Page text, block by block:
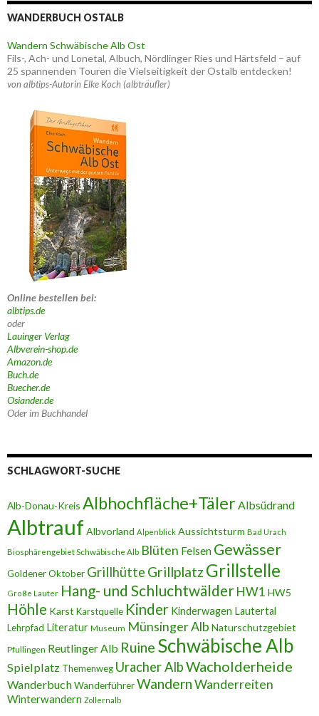
WANDERBUCH OSTALB
Wandern Schwäbische Alb Ost
Fils-, Ach- und Lonetal, Albuch, Nördlinger Ries und Härtsfeld – auf
25 spannenden Touren die Vielseitigkeit der Ostalb entdecken!
von albtips-Autorin Elke Koch (albträufler)
Online bestellen bei:
albtips.de
oder
Lauinger Verlag
Albverein-shop.de
Amazon.de
Buch.de
Buecher.de
Osiander.de
Oder im Buchhandel
SCHLAGWORT-SUCHE
Alb-Donau-Kreis Albhochfläche+TälerAlbsüdrand
Albtrauf Albvorland Alpenblick Aussichtsturm Bad Urach
Biosphärengebiet Schwäbische Alb Blüten Felsen Gewässer
Goldener Oktober Grillhütte Grillplatz Grillstelle
Große Lauter Hang- und SchluchtwälderHW1 HW5
Höhle Karst Karstquelle Kinder Kinderwagen Lautertal
Lehrpfad Literatur Museum Münsinger Alb Naturschutzgebiet
Pfullingen Reutlinger Alb Ruine Schwäbische Alb
Spielplatz Themenweg Uracher AlbWacholderheide
WanderbuchWanderführerWandernWanderreiten
Winterwandern Zollernalb